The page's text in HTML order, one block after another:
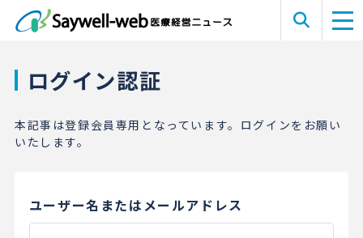
ログイン認証
本記事は登録会員専用となっています。ログインをお願い
いたします。
ユーザー名またはメールアドレス